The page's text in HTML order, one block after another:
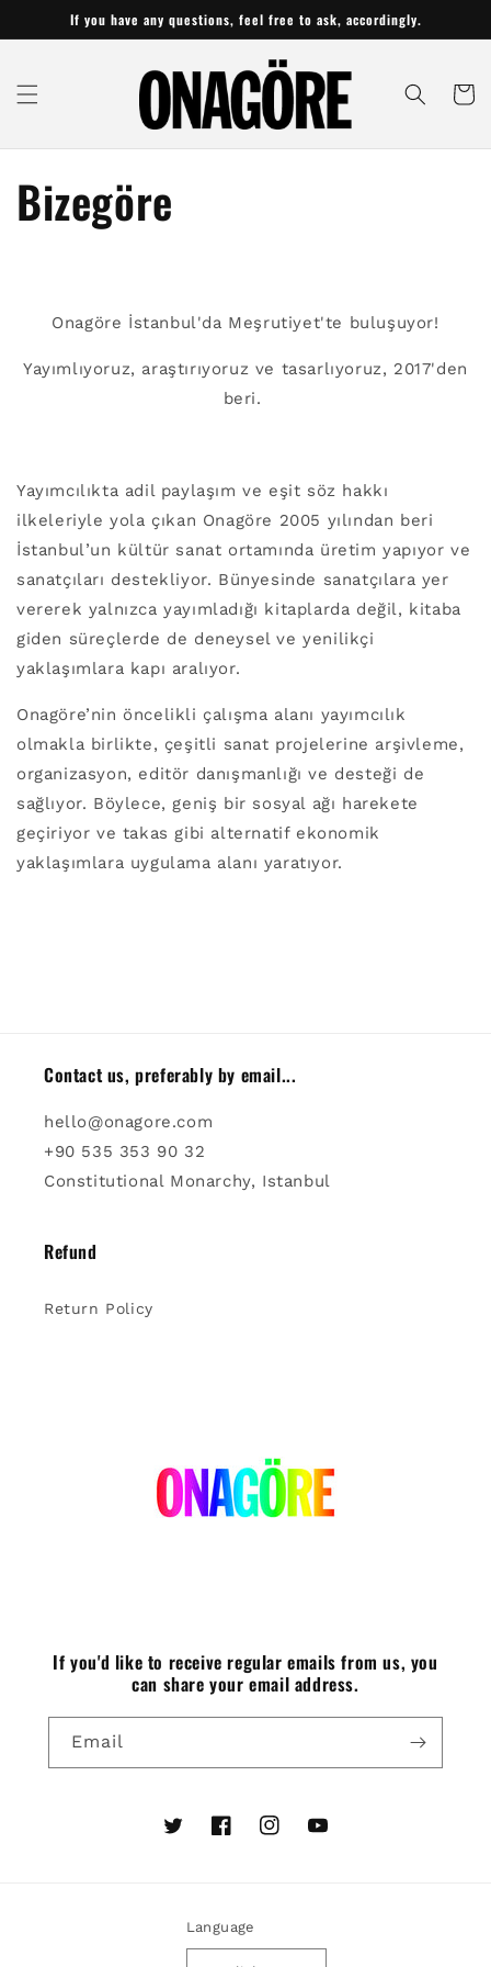
Skip toIf you have any questions, feel free to ask, accordingly.
Cart
Bizegöre
Onagöre İstanbul'da Meşrutiyet'te buluşuyor!
Yayımlıyoruz, araştırıyoruz ve tasarlıyoruz, 2017'den
beri.
Yayımcılıkta adil paylaşım ve eşit söz hakkı
ilkeleriyle yola çıkan Onagöre 2005 yılından beri
İstanbul’un kültür sanat ortamında üretim yapıyor ve
sanatçıları destekliyor. Bünyesinde sanatçılara yer
vererek yalnızca yayımladığı kitaplarda değil, kitaba
giden süreçlerde de deneysel ve yenilikçi
yaklaşımlara kapı aralıyor.
Onagöre’nin öncelikli çalışma alanı yayımcılık
olmakla birlikte, çeşitli sanat projelerine arşivleme,
organizasyon, editör danışmanlığı ve desteği de
sağlıyor. Böylece, geniş bir sosyal ağı harekete
geçiriyor ve takas gibi alternatif ekonomik
yaklaşımlara uygulama alanı yaratıyor.
Contact us, preferably by email...
hello@onagore.com
+90 535 353 90 32
Constitutional Monarchy, Istanbul
Refund
Return Policy
If you'd like to receive regular emails from us, you
can share your email address.
Email
TwitterFacebookInstagramYouTube
Language